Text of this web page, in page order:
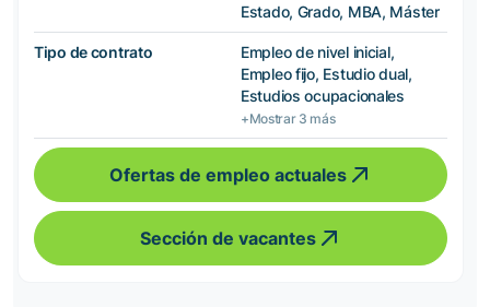
Estado, Grado, MBA, Máster
Tipo de contrato
Empleo de nivel inicial,
Empleo fijo, Estudio dual,
Estudios ocupacionales
+Mostrar 3 más
Ofertas de empleo actuales
Sección de vacantes